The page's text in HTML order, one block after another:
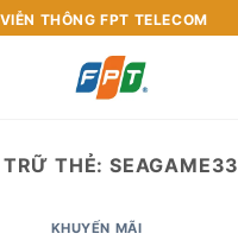
THÔNG FPT TELECOM
TRỮ THẺ:SEAGAME33
KHUYẾN MÃI